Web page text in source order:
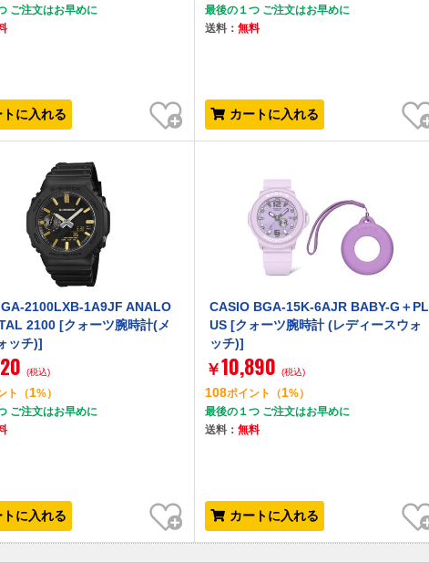
ご注文はお早めに
トに入れる
お気に入り
最後の１つ ご注文はお早めに
送料：無料
カートに入れる
お気に入り
2100LXB-1A9JF ANALO
2100 [クォーツ腕時計(メ
ッチ)]
(税込)
ト （1%）
ご注文はお早めに
トに入れる
お気に入り
CASIO BGA-15K-6AJR BABY-G＋PL
US [クォーツ腕時計 (レディースウォ
ッチ)]
￥10,890 (税込)
108ポイント （1%）
最後の１つ ご注文はお早めに
送料：無料
カートに入れる
お気に入り